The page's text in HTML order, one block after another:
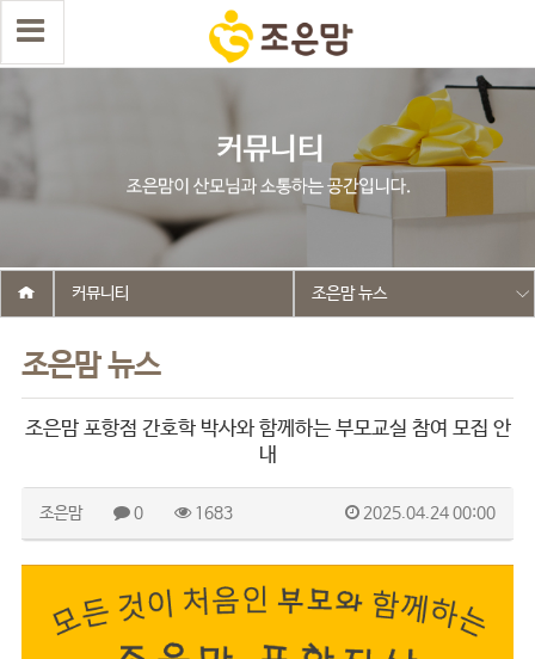
조은맘 뉴스
커뮤니티 조은맘 뉴스
조은맘 포항점 간호학 박사와 함께하는 부모교실 참여 모집 안
내
조은맘 0 1683 2025.04.24 00:00